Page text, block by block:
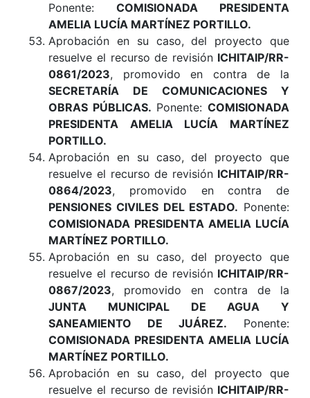
Ponente: COMISIONADA PRESIDENTA
AMELIA LUCÍA MARTÍNEZ PORTILLO.
Aprobación en su caso, del proyecto que
resuelve el recurso de revisión ICHITAIP/RR-
0861/2023, promovido en contra de la
SECRETARÍA DE COMUNICACIONES Y
OBRAS PÚBLICAS. Ponente:COMISIONADA
PRESIDENTA AMELIA LUCÍA MARTÍNEZ
PORTILLO.
Aprobación en su caso, del proyecto que
resuelve el recurso de revisión ICHITAIP/RR-
0864/2023, promovido en contra de
PENSIONES CIVILES DEL ESTADO. Ponente:
COMISIONADA PRESIDENTA AMELIA LUCÍA
MARTÍNEZ PORTILLO.
Aprobación en su caso, del proyecto que
resuelve el recurso de revisión ICHITAIP/RR-
0867/2023, promovido en contra de la
JUNTA MUNICIPAL DE AGUA Y
SANEAMIENTO DE JUÁREZ. Ponente:
COMISIONADA PRESIDENTA AMELIA LUCÍA
MARTÍNEZ PORTILLO.
Aprobación en su caso, del proyecto que
resuelve el recurso de revisión ICHITAIP/RR-